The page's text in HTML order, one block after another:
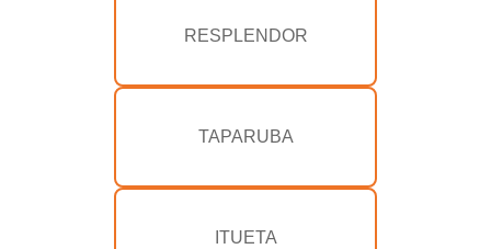
RESPLENDOR
TAPARUBA
ITUETA